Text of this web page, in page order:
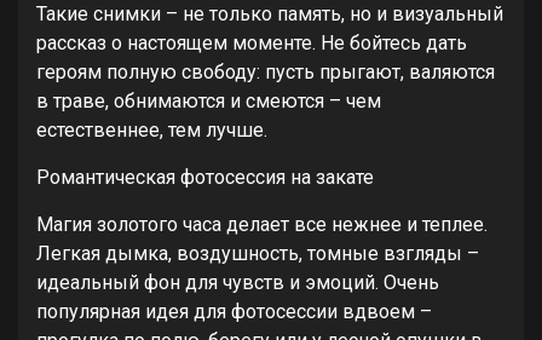
Такие снимки – не только память, но и визуальный
рассказ о настоящем моменте. Не бойтесь дать
героям полную свободу: пусть прыгают, валяются
в траве, обнимаются и смеются – чем
естественнее, тем лучше.
Романтическая фотосессия на закате
Магия золотого часа делает все нежнее и теплее.
Легкая дымка, воздушность, томные взгляды –
идеальный фон для чувств и эмоций. Очень
популярная идея для фотосессии вдвоем –